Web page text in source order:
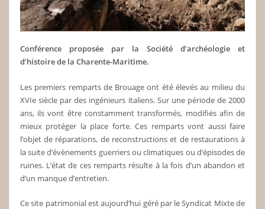
Conférence proposée par la Société d’archéologie et
d’histoire de la Charente-Maritime.
Les premiers remparts de Brouage ont été élevés au milieu du
XVIe siècle par des ingénieurs italiens. Sur une période de 2000
ans, ils vont être constamment transformés, modifiés afin de
mieux protéger la place forte. Ces remparts vont aussi faire
l’objet de réparations, de reconstructions et de restaurations à
la suite d’évènements guerriers ou climatiques ou d’épisodes de
ruines. L’état de ces remparts résulte à la fois d’un abandon et
d’un manque d’entretien.
Ce site patrimonial est aujourd’hui géré par le Syndicat Mixte de